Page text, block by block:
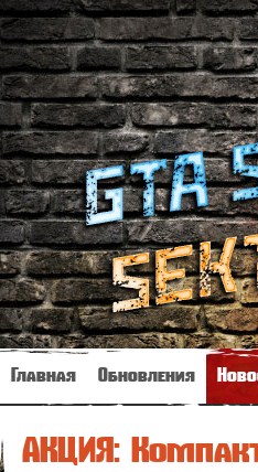
Главная Обновления
АКЦИЯ: